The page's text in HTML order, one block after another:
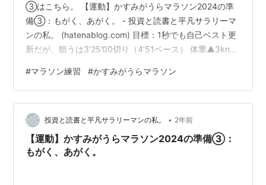
③はこちら。 【運動】かすみがうらマラソン2024の準
備③：もがく、あがく。 - 投資と読書と平凡サラリーマ
ンの私。 (hatenablog.com) 目標：1秒でも自己ベスト更
新だが、狙うは3’25’00切り（4’51ペース） 体重▲3kng
ース(4’26 x 1k)：ジョグ主体。 4/8：ジムでジョグ
（6’00x2k）→目標のMペース（4’48 x 4.5k）：やけに
しんどくてダウン。 4/9：レスト 4/10：ジムでジョグ
（6’00x2k）→Tペース…
#マラソン練習 #かすみがうらマラソン
投資と読書と平凡サラリーマンの私。 • 2年前
【運動】かすみがうらマラソン2024の準備③：
もがく、あがく。